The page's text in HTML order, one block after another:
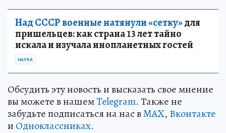
Над СССР военные натянули «сетку»для
пришельцев: как страна 13 лет тайно
искала и изучала инопланетных гостей
НАУКА
Обсудить эту новость и высказать свое мнение
вы можете в нашемTelegram. Также не
забудьте подписаться на нас вMAX, Вконтакте
и Одноклассниках.